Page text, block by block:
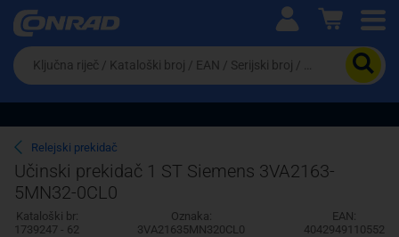
Ova postavka prilagođava asortiman proizvoda i
cijene vašim potrebama.
Pravno lice
Da
biste
potražili
proizvod,
unesite
ključnu
riječ,
kataloški
broj,
EAN
ili
Relejski prekidač
Učinski prekidač 1 ST Siemens 3VA2163-
5MN32-0CL0
Kataloški br:
1739247 - 62
Oznaka:
3VA21635MN320CL0
EAN:
4042949110552